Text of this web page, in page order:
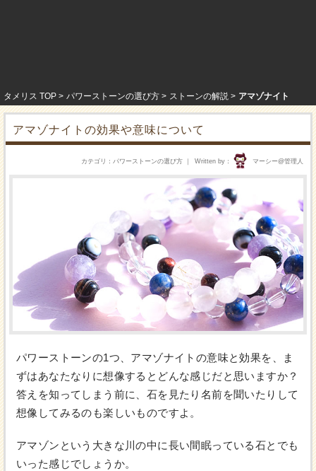
タメリス TOP パワーストーンの選び方 ストーンの解説 アマゾナイト
アマゾナイトの効果や意味について
Written by マーシー@管理人
カテゴリ パワーストーンの選び方
パワーストーンの1つ、アマゾナイトの意味と効果を、ま
ずはあなたなりに想像するとどんな感じだと思いますか？
答えを知ってしまう前に、石を見たり名前を聞いたりして
想像してみるのも楽しいものですよ。
アマゾンという大きな川の中に長い間眠っている石とでも
いった感じでしょうか。